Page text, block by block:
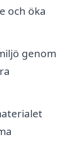
och öka
genom